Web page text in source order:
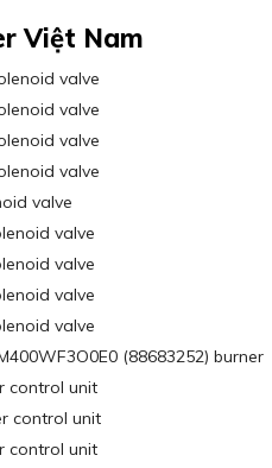
Việt Nam
valve
valve
valve
valve
valve
valve
valve
valve
valve
(88683252) burner
control unit
control unit
control unit